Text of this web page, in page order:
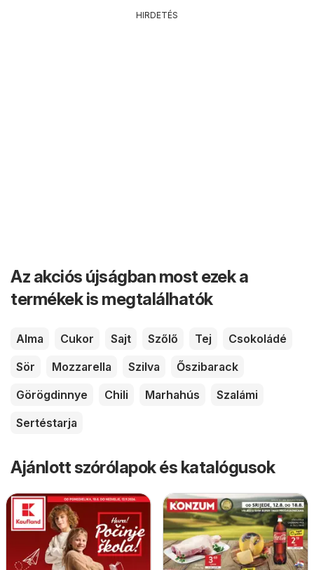
HIRDETÉS
Az akciós újságban most ezek a
termékek is megtalálhatók
Alma Cukor Sajt Szőlő Tej
Csokoládé
Sör
Mozzarella Szilva
Őszibarack
Görögdinnye
Chili Marhahús
Szalámi
Sertéstarja
Ajánlott szórólapok és katalógusok